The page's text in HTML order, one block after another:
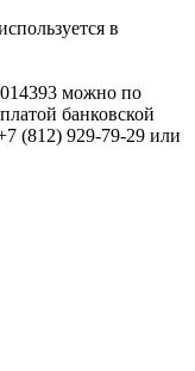
в
можно по
банковской
(812) 929-79-29 или